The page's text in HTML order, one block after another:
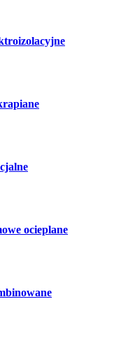
ocieplane